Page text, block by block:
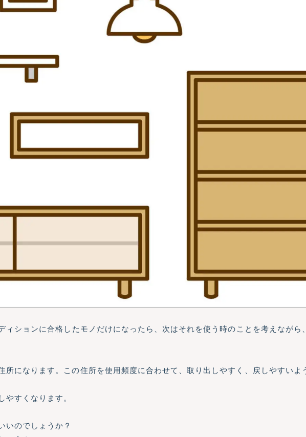
ィションに合格したモノだけになったら、次はそれを使う時のことを考えながら
所になります。この住所を使用頻度に合わせて、取り出しやすく、戻しやすいよ
やすくなります。
いのでしょうか？